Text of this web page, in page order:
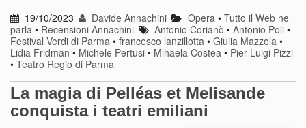
19/10/2023 Davide Annachini Opera • Tutto il Web ne
parla • Recensioni Annachini Antonio Corianò •Antonio Poli •
Festival Verdi di Parma • francesco lanzillotta • Giulia Mazzola •
Lidia Fridman • Michele Pertusi • Mihaela Costea • Pier Luigi Pizzi
• Teatro Regio di Parma
La magia di Pelléas et Melisande
conquista i teatri emiliani